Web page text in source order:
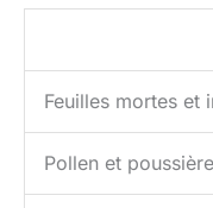
Feuilles mortes et
Pollen et